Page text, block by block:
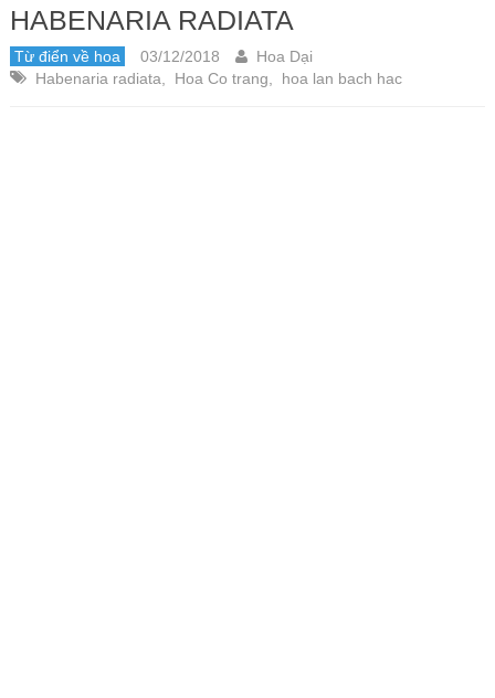
HABENARIA RADIATA
Từ điển về hoa 03/12/2018
Hoa Dại
Habenaria radiata
Hoa Co trang hoa lan bach hac